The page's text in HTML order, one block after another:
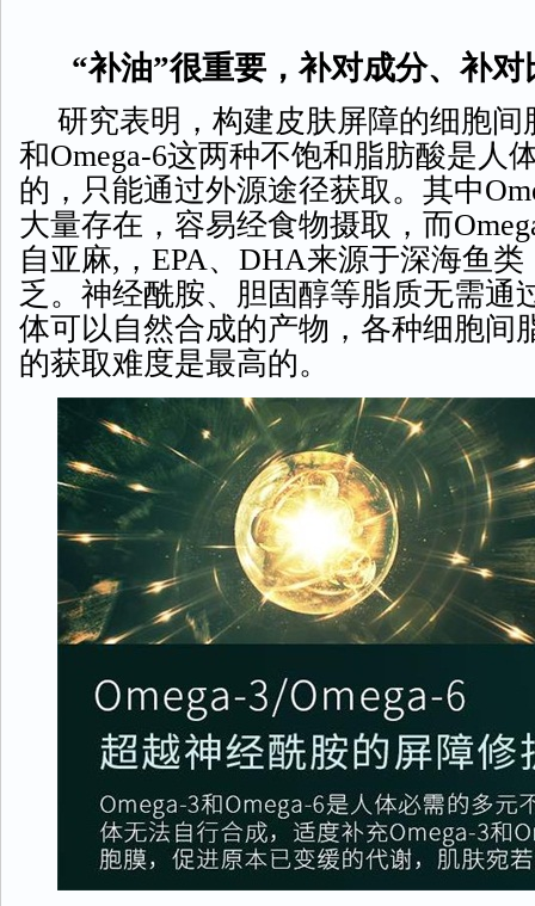
“补油”很重要，补对成分、补
研究表明，构建皮肤屏障的细胞间
和Omega-6这两种不饱和脂肪酸是人
的，只能通过外源途径获取。其中
大量存在，容易经食物摄取，而
自亚麻,，EPA、DHA来源于深海鱼
乏。神经酰胺、胆固醇等脂质无需通
体可以自然合成的产物，各种细胞间
的获取难度是最高的。